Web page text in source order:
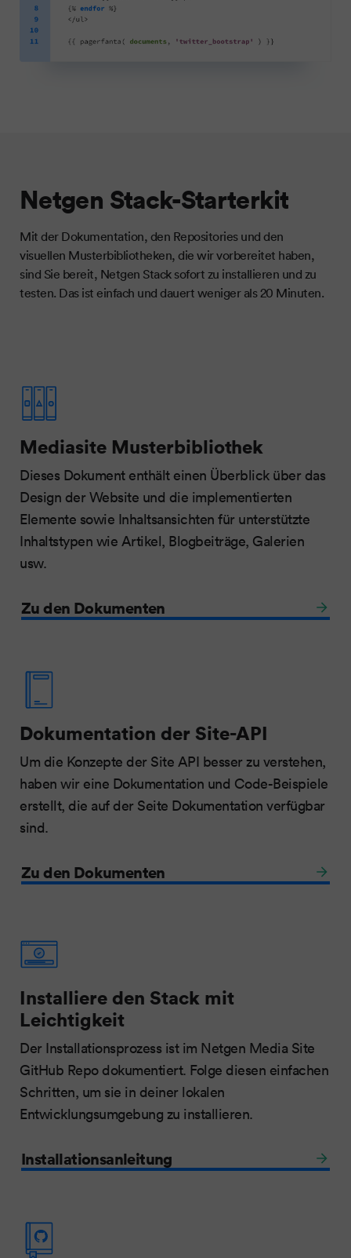
Netgen Stack-Starterkit
Mit der Dokumentation, den Repositories und den
visuellen Musterbibliotheken, die wir vorbereitet haben,
sind Sie bereit, Netgen Stack sofort zu installieren und zu
testen. Das ist einfach und dauert weniger als 20 Minuten.
Mediasite Musterbibliothek
Dieses Dokument enthält einen Überblick über das
Design der Website und die implementierten
Elemente sowie Inhaltsansichten für unterstützte
Inhaltstypen wie Artikel, Blogbeiträge, Galerien
usw.
Zu den Dokumenten
Dokumentation der Site-API
Um die Konzepte der Site API besser zu verstehen,
haben wir eine Dokumentation und Code-Beispiele
erstellt, die auf der Seite Dokumentation verfügbar
sind.
Zu den Dokumenten
Installiere den Stack mit
Leichtigkeit
Der Installationsprozess ist im Netgen Media Site
GitHub Repo dokumentiert. Folge diesen einfachen
Schritten, um sie in deiner lokalen
Entwicklungsumgebung zu installieren.
Installationsanleitung